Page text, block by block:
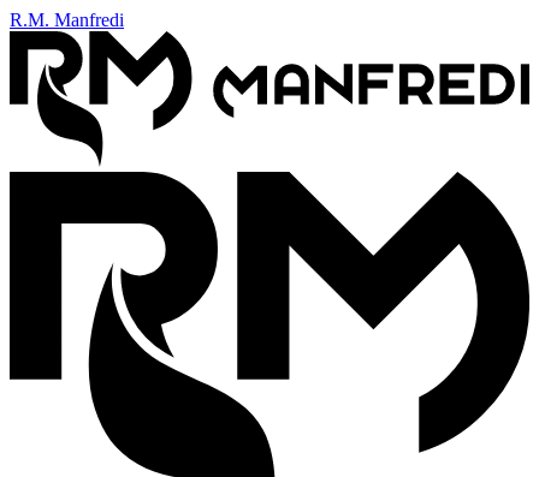
R.M. Manfredi